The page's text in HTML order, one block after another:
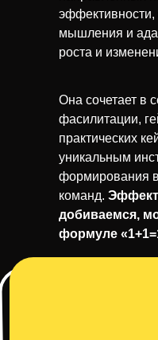
Она сочетает в
фасилитации,
практических
уникальным
формирования
команд.
добиваемся,
формуле
эффективности,
мышления и
роста и